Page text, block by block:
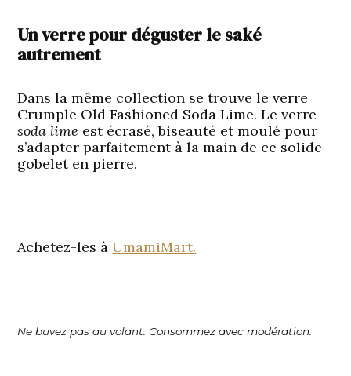
Un verre pour déguster le saké
autrement
Dans la même collection se trouve le verre
Crumple Old Fashioned Soda Lime. Le verre
soda lime est écrasé, biseauté et moulé pour
s’adapter parfaitement à la main de ce solide
gobelet en pierre.
Achetez-les àUmamiMart.
Ne buvez pas au volant. Consommez avec modération.